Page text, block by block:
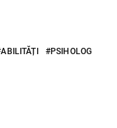
ABILITĂȚI
PSIHOLOG